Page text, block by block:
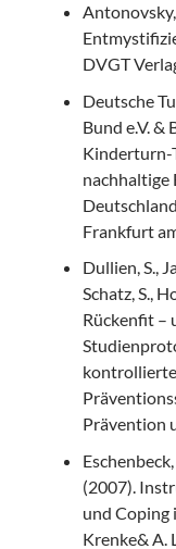
DVGT
Deutsche
Bund e.V. &
Kinderturn-
nachhaltige
Frankfurt
Dullien, S.,
Schatz, S.,
Rückenfit –
Prävention
(2007).
und Coping
Krenke& A.